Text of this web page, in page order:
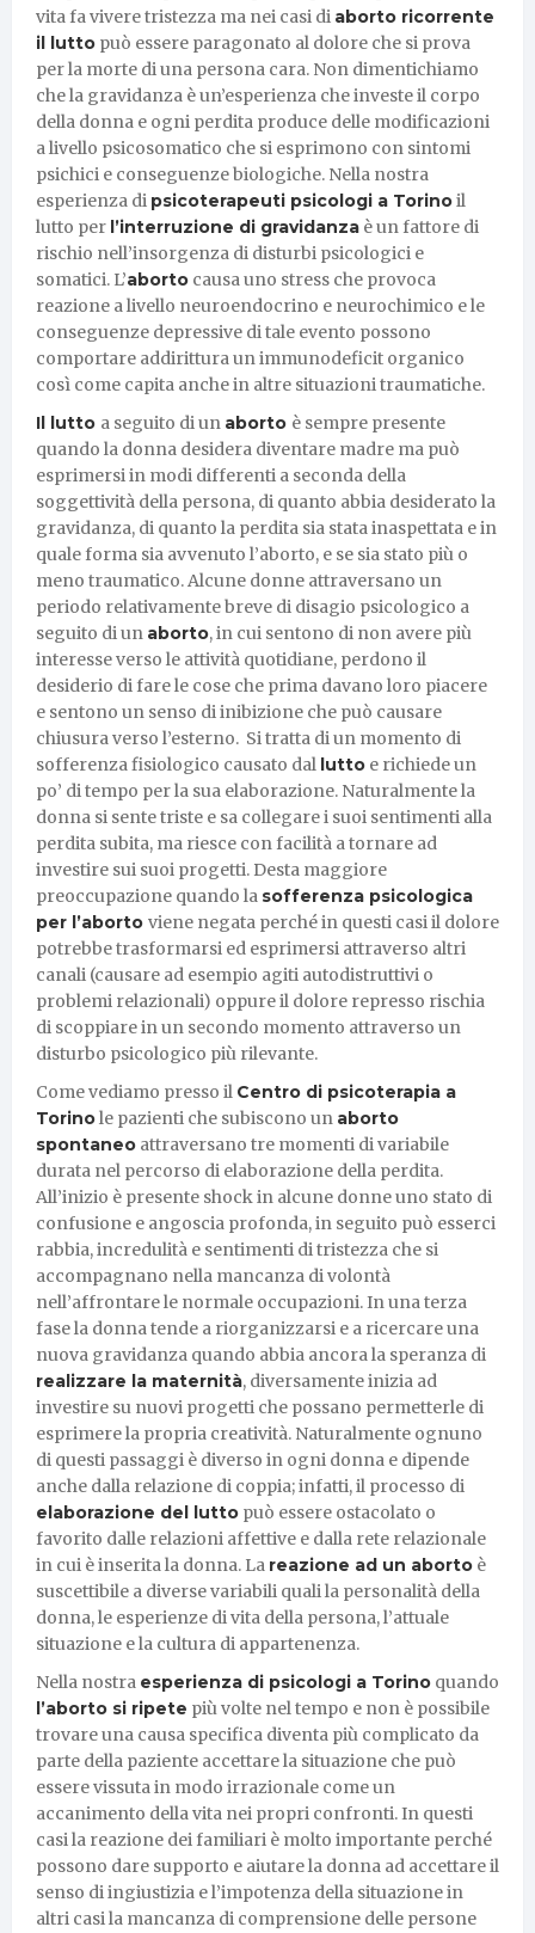
vita fa vivere tristezza ma nei casi di aborto ricorrente
il lutto può essere paragonato al dolore che si prova
per la morte di una persona cara. Non dimentichiamo
che la gravidanza è un’esperienza che investe il corpo
della donna e ogni perdita produce delle modificazioni
a livello psicosomatico che si esprimono con sintomi
psichici e conseguenze biologiche. Nella nostra
esperienza di psicoterapeuti psicologi a Torinoil
lutto per l’interruzione di gravidanza è un fattore di
rischio nell’insorgenza di disturbi psicologici e
somatici. L’aborto causa uno stress che provoca
reazione a livello neuroendocrino e neurochimico e le
conseguenze depressive di tale evento possono
comportare addirittura un immunodeficit organico
così come capita anche in altre situazioni traumatiche.
Il lutto a seguito di un aborto è sempre presente
quando la donna desidera diventare madre ma può
esprimersi in modi differenti a seconda della
soggettività della persona, di quanto abbia desiderato la
gravidanza, di quanto la perdita sia stata inaspettata e in
quale forma sia avvenuto l’aborto, e se sia stato più o
meno traumatico. Alcune donne attraversano un
periodo relativamente breve di disagio psicologico a
seguito di un aborto, in cui sentono di non avere più
interesse verso le attività quotidiane, perdono il
desiderio di fare le cose che prima davano loro piacere
e sentono un senso di inibizione che può causare
chiusura verso l’esterno. Si tratta di un momento di
sofferenza fisiologico causato dal lutto e richiede un
po’ di tempo per la sua elaborazione. Naturalmente la
donna si sente triste e sa collegare i suoi sentimenti alla
perdita subita, ma riesce con facilità a tornare ad
investire sui suoi progetti. Desta maggiore
preoccupazione quando la sofferenza psicologica
per l’aborto viene negata perché in questi casi il dolore
potrebbe trasformarsi ed esprimersi attraverso altri
canali (causare ad esempio agiti autodistruttivi o
problemi relazionali) oppure il dolore represso rischia
di scoppiare in un secondo momento attraverso un
disturbo psicologico più rilevante.
Come vediamo presso il Centro di psicoterapia a
Torinole pazienti che subiscono un aborto
spontaneo attraversano tre momenti di variabile
durata nel percorso di elaborazione della perdita.
All’inizio è presente shock in alcune donne uno stato di
confusione e angoscia profonda, in seguito può esserci
rabbia, incredulità e sentimenti di tristezza che si
accompagnano nella mancanza di volontà
nell’affrontare le normale occupazioni. In una terza
fase la donna tende a riorganizzarsi e a ricercare una
nuova gravidanza quando abbia ancora la speranza di
realizzare la maternità, diversamente inizia ad
investire su nuovi progetti che possano permetterle di
esprimere la propria creatività. Naturalmente ognuno
di questi passaggi è diverso in ogni donna e dipende
anche dalla relazione di coppia; infatti, il processo di
elaborazione del lutto può essere ostacolato o
favorito dalle relazioni affettive e dalla rete relazionale
in cui è inserita la donna. La reazione ad un aborto è
suscettibile a diverse variabili quali la personalità della
donna, le esperienze di vita della persona, l’attuale
situazione e la cultura di appartenenza.
Nella nostra esperienza di psicologi a Torino quando
l’aborto si ripete più volte nel tempo e non è possibile
trovare una causa specifica diventa più complicato da
parte della paziente accettare la situazione che può
essere vissuta in modo irrazionale come un
accanimento della vita nei propri confronti. In questi
casi la reazione dei familiari è molto importante perché
possono dare supporto e aiutare la donna ad accettare il
senso di ingiustizia e l’impotenza della situazione in
altri casi la mancanza di comprensione delle persone